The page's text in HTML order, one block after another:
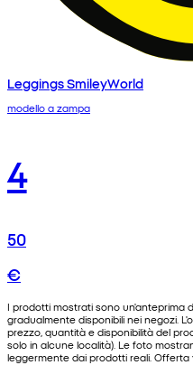
Leggings SmileyWorld
modello a zampa
4
50
€
I prodotti mostrati sono un'anteprima
gradualmente disponibili nei negozi.
prezzo, quantità e disponibilità del
solo in alcune località). Le foto
leggermente dai prodotti reali.